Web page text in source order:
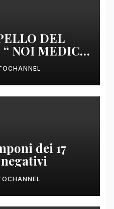
DEL
“ NOI MEDICI
ARMI
dei 17